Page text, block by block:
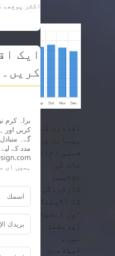
افادیت کے
پیمانے پر
شمسی اثاثہ
جات کی
تشخیص،
کارکردگی
کا آڈیٹنگ،
اور ڈیجیٹل
آپریشنز
میں،
اصطلاحات
اکثر پوچھے
ایک
کریں۔